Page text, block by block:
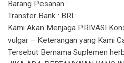
Barang Pesanan :
Transfer Bank : BRI :
Kami Akan Menjaga PRIVASI
vulgar – Keterangan yang Kami
Tersebut Bernama Suplemen